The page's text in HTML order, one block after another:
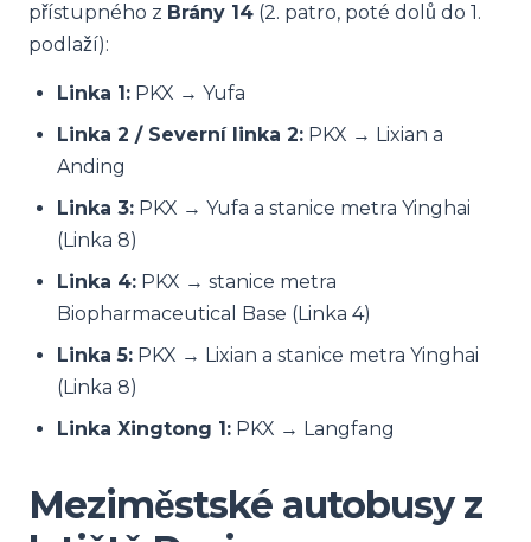
přístupného z Brány 14 (2. patro, poté dolů do 1.
podlaží):
Linka 1: PKX → Yufa
Linka 2 / Severní linka 2: PKX → Lixian a
Anding
Linka 3: PKX → Yufa a stanice metra Yinghai
(Linka 8)
Linka 4: PKX → stanice metra
Biopharmaceutical Base (Linka 4)
Linka 5: PKX → Lixian a stanice metra Yinghai
(Linka 8)
Linka Xingtong 1: PKX → Langfang
Meziměstské autobusy z